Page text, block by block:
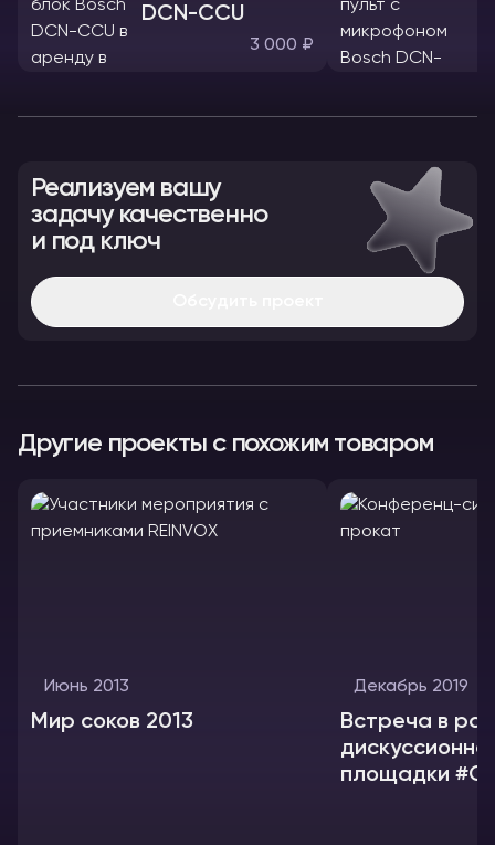
DCN-CCU
3 000 ₽
Реализуем вашу
задачу качественно
и под ключ
Другие проекты с похожим товаром
Июнь 2013
Мир соков 2013
Декабрь 2019
Встреча в
площадки